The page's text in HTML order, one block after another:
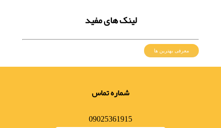
لینک های مفید
معرفی بهترین ها
شماره تماس
09025361915